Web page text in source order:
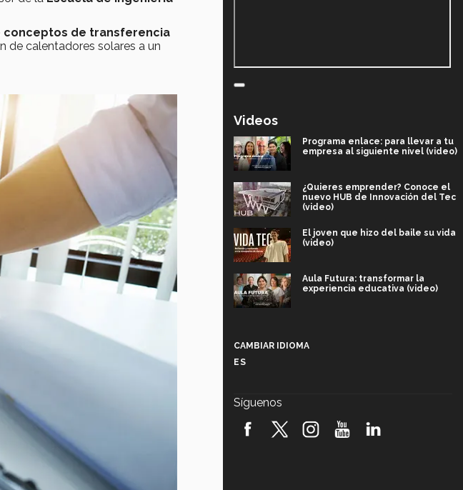
conceptos de transferencia
de calentadores solares a un
Videos
Programa enlace: para llevar a tu
empresa al siguiente nivel (video)
¿Quieres emprender? Conoce el
nuevo HUB de Innovación del Tec
(video)
El joven que hizo del baile su vida
(video)
Aula Futura: transformar la
experiencia educativa (video)
robótica FIRST 2026! (video)
CAMBIAR IDIOMA
ES
Síguenos